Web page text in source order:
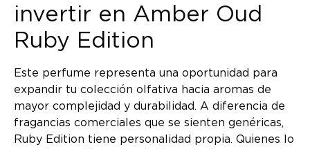
invertir en Amber Oud
Ruby Edition
Este perfume representa una oportunidad para
expandir tu colección olfativa hacia aromas de
mayor complejidad y durabilidad. A diferencia de
fragancias comerciales que se sienten genéricas,
Ruby Edition tiene personalidad propia. Quienes lo